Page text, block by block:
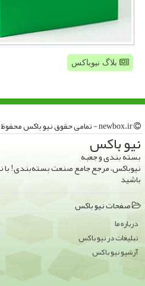
بلاگ نیوباکس
نیو باكس
بسته بندی و جعبه
نیوباکس، مرجع جامع صنعت بسته‌بندی! با
باشید
صفحات نیو باكس
درباره ما
تبلیغات در نیو باكس
آرشیو نیو باكس